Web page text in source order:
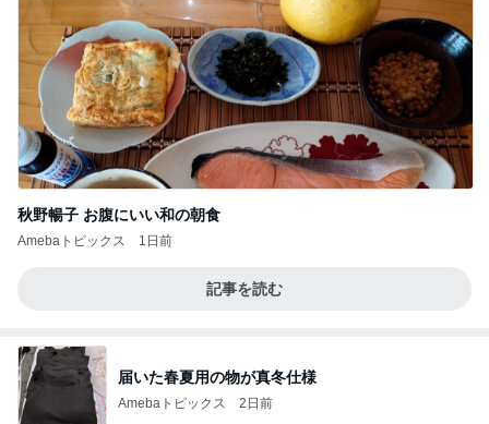
秋野暢子 お腹にいい和の朝食
Amebaトピックス 1日前
記事を読む
届いた春夏用の物が真冬仕様
Amebaトピックス 2日前